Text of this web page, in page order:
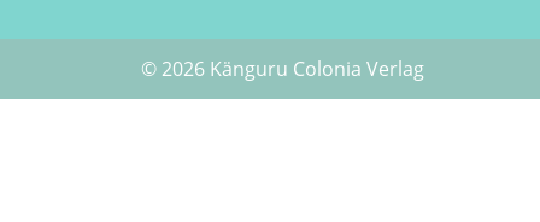
© 2026 Känguru Colonia Verlag